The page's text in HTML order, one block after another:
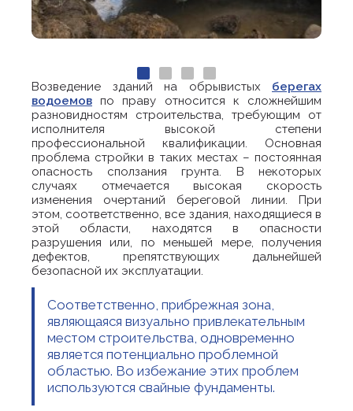
Возведение зданий на обрывистых
берегах
водоемов по праву относится к сложнейшим
разновидностям строительства, требующим от
исполнителя высокой степени
профессиональной квалификации. Основная
проблема стройки в таких местах – постоянная
опасность сползания грунта. В некоторых
случаях отмечается высокая скорость
изменения очертаний береговой линии. При
этом, соответственно, все здания, находящиеся в
этой области, находятся в опасности
разрушения или, по меньшей мере, получения
дефектов, препятствующих дальнейшей
безопасной их эксплуатации.
Соответственно, прибрежная зона,
являющаяся визуально привлекательным
местом строительства, одновременно
является потенциально проблемной
областью. Во избежание этих проблем
используются свайные фундаменты.